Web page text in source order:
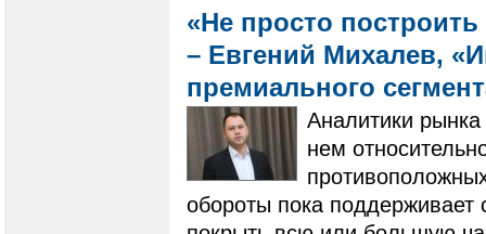
«Не просто
– Евгений Михалев,
премиального
Аналитики
нем
обороты пока